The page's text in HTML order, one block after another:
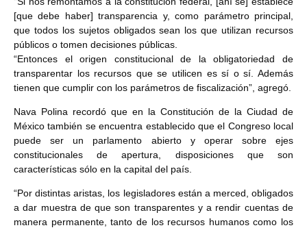
[que debe haber] transparencia y, como parámetro principal,
que todos los sujetos obligados sean los que utilizan recursos
públicos o tomen decisiones públicas.
“Entonces el origen constitucional de la obligatoriedad de
transparentar los recursos que se utilicen es sí o sí. Además
tienen que cumplir con los parámetros de fiscalización”, agregó.
Nava Polina recordó que en la Constitución de la Ciudad de
México también se encuentra establecido que el Congreso local
puede ser un parlamento abierto y operar sobre ejes
constitucionales de apertura, disposiciones que son
características sólo en la capital del país.
“Por distintas aristas, los legisladores están a merced, obligados
a dar muestra de que son transparentes y a rendir cuentas de
manera permanente, tanto de los recursos humanos como los